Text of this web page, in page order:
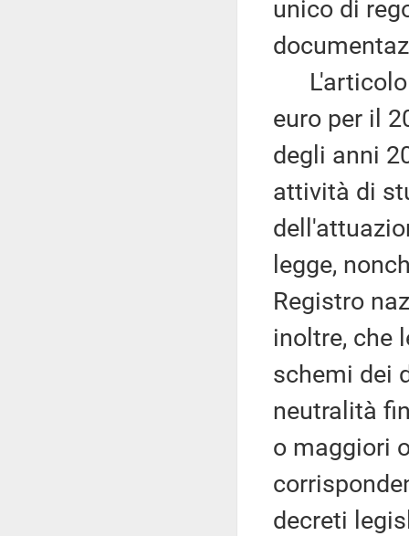
unico di
L'articolo
euro per il
degli anni
attività di
legge,
Registro
inoltre, che
schemi dei
neutralità
o maggiori
decreti